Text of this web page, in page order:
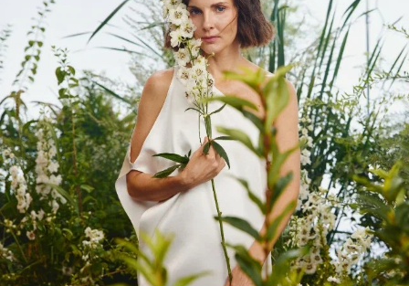
Все ответы и комментарии (2)
ViktoriyaBUH
Сестрорецк
3 мая 2026, 08:42
Выдержит. Общая мощность у вас получается 3кВт.
Согласно ПУЭ допустимый ток по медному кабелю
2,5 кв.мм. — 27 ампер, это для 220 вольт 5,9 кВт.
Поэтому ставьте на входе автомат 25 А тип С и все
будет работать.
Но, если вы в этом совсем не рубите, то лучше
позовите электрика, ибо электричество дело
серьезное, экономия на специалистах может сильно
боком выйти.